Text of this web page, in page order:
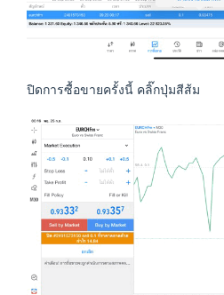
ปิดการซื้อขายครั้งนี้ คลิ๊กปุ่มสีส้ม